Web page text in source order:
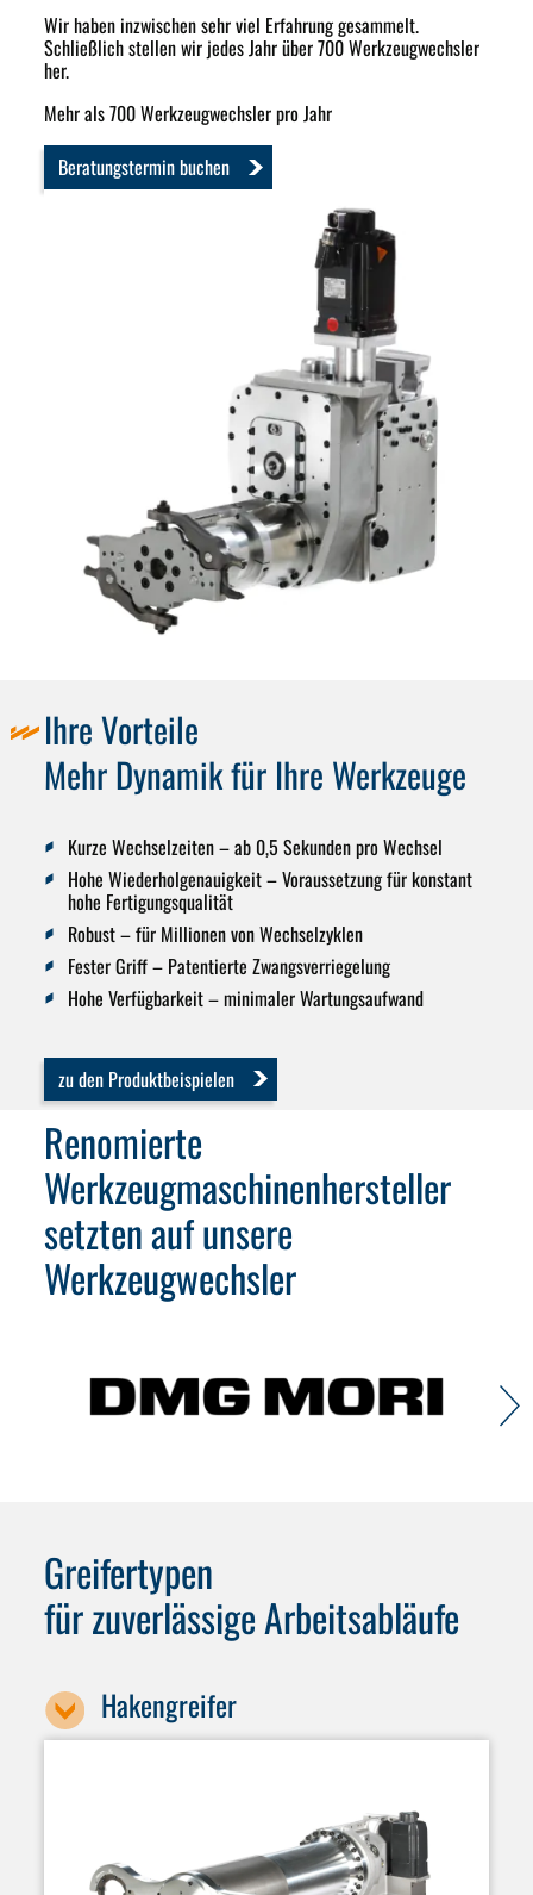
Wir haben inzwischen sehr viel Erfahrung gesammelt.
Schließlich stellen wir jedes Jahr über 700 Werkzeugwechsler
her.
Mehr als 700 Werkzeugwechsler pro Jahr
Beratungstermin buchen
Ihre Vorteile
Mehr Dynamik für Ihre Werkzeuge
Kurze Wechselzeiten –ab 0,5 Sekunden pro Wechsel
Hohe Wiederholgenauigkeit– Voraussetzung für konstant
hohe Fertigungsqualität
Robust –für Millionen von Wechselzyklen
Fester Griff –Patentierte Zwangsverriegelung
Hohe Verfügbarkeit– minimaler Wartungsaufwand
zu den Produktbeispielen
Renomierte
Werkzeugmaschinenhersteller
setzten auf unsere
Werkzeugwechsler
Greifertypen
für zuverlässige Arbeitsabläufe
Hakengreifer